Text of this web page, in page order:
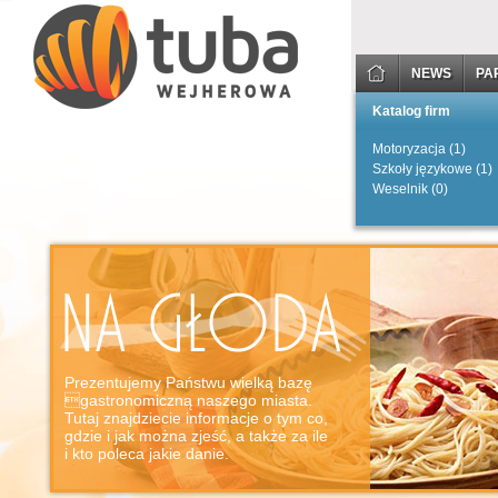
NEWS
Katalog firm
Motoryzacja (1)
Szkoły językowe (1)
Weselnik (0)
Prezentujemy Państwu wielką bazę
gastronomiczną naszego miasta.
Tutaj znajdziecie informacje o tym co,
gdzie i jak można zjeść, a także za ile
i kto poleca jakie danie.